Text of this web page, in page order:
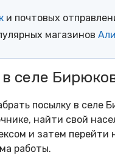
и почтовых
магазинов
селе
посылку в селе
найти свой
и затем перейти
работы.